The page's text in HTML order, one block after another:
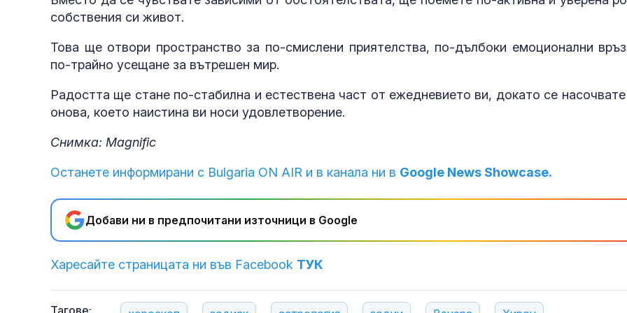
собствения си живот.
Това ще отвори пространство за по-смислени приятелства, по-дълбоки емоционални
по-трайно усещане за вътрешен мир.
Радостта ще стане по-стабилна и естествена част от ежедневието ви, докато се
онова, което наистина ви носи удовлетворение.
Снимка: Magnific
Останете информирани с Bulgaria ON AIR и в канала ни в Google News Showcase.
Добави ни в предпочитани източници в Google
Харесайте страницата ни във Facebook ТУК